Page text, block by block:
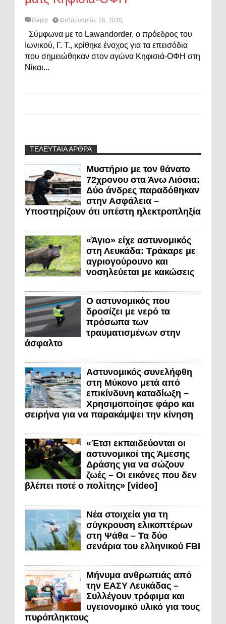
Reply Φεβρουαρίου 26, 2026
Σύμφωνα με το Lawandorder, ο πρόεδρος του
Ιωνικού, Γ. Τ., κρίθηκε ένοχος για τα επεισόδια
που σημειώθηκαν στον αγώνα Κηφισιά-ΟΦΗ στη
Νίκαι...
ΤΕΛΕΥΤΑΙΑ ΑΡΘΡΑ
Μυστήριο με τον θάνατο
72χρονου στα Άνω Λιόσια:
Δύο άνδρες παραδόθηκαν
στην Ασφάλεια –
Υποστηρίζουν ότι υπέστη ηλεκτροπληξία
«Άγιο» είχε αστυνομικός
στη Λευκάδα: Τράκαρε με
αγριογούρουνο και
νοσηλεύεται με κακώσεις
Ο αστυνομικός που
δροσίζει με νερό τα
πρόσωπα των
τραυματισμένων στην
άσφαλτο
Αστυνομικός συνελήφθη
στη Μύκονο μετά από
επικίνδυνη καταδίωξη –
Χρησιμοποίησε φάρο και
σειρήνα για να παρακάμψει την κίνηση
«Έτσι εκπαιδεύονται οι
αστυνομικοί της Άμεσης
Δράσης για να σώζουν
ζωές – Οι εικόνες που δεν
βλέπει ποτέ ο πολίτης» [video]
Νέα στοιχεία για τη
σύγκρουση ελικοπτέρων
στη Ψάθα – Τα δύο
σενάρια του ελληνικού FBI
Μήνυμα ανθρωπιάς από
την ΕΑΣΥ Λευκάδας –
Συλλέγουν τρόφιμα και
υγειονομικό υλικό για τους
πυρόπληκτους